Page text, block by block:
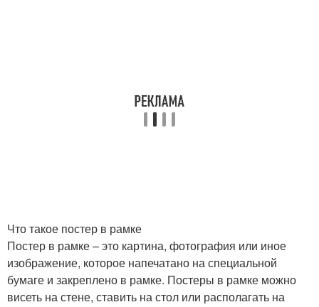
Что такое постер в рамке
Постер в рамке – это картина, фотография или иное
изображение, которое напечатано на специальной
бумаге и закреплено в рамке. Постеры в рамке можно
висеть на стене, ставить на стол или располагать на